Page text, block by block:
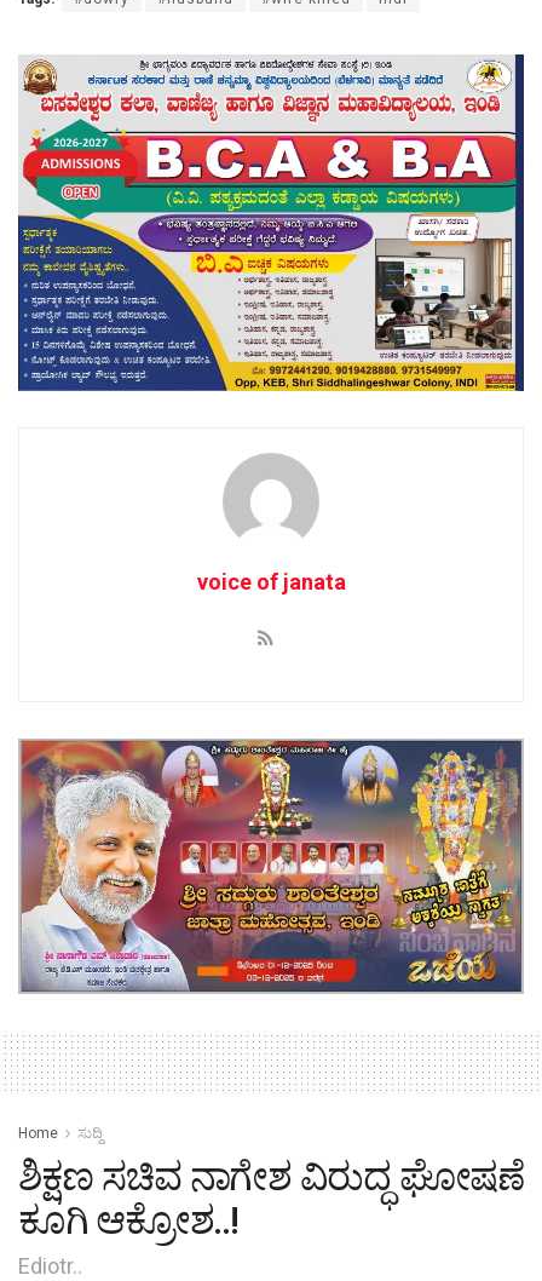
voice of janata
Home ಸುದ್ದಿ
ಶಿಕ್ಷಣ ಸಚಿವ ನಾಗೇಶ ವಿರುದ್ಧ ಘೋಷಣೆ
ಕೂಗಿ ಆಕ್ರೋಶ..!
Ediotr..